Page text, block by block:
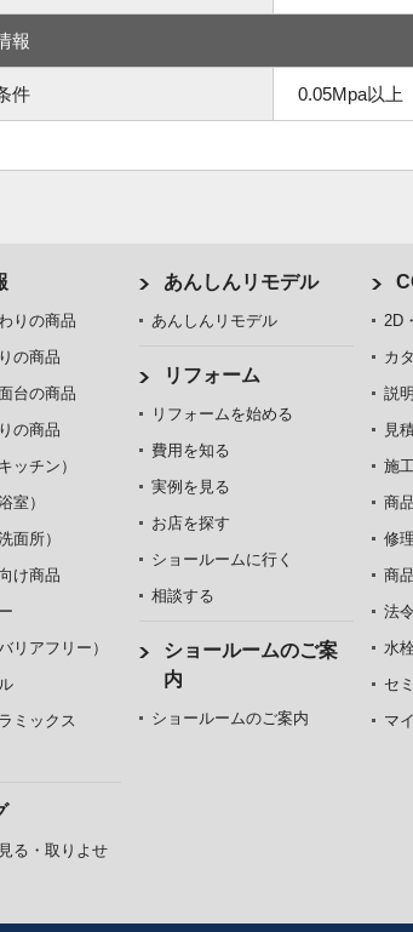
報
件 0.05Mpa以上
りの商品
の商品
台の商品
の商品
ッチン）
室）
面所）
け商品
リアフリー）
ミックス
る・取りよせ
あんしんリモデル
あんしんリモデル
リフォーム
リフォームを始める
費用を知る
実例を見る
お店を探す
ショールームに行く
相談する
ショールームのご案
内
ショールームのご案内
2D
カ
説
見
施
商
修
商
法
水
セ
マ